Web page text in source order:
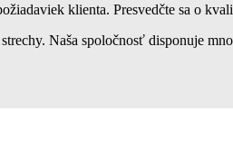
klienta. Presvedčte sa o
Naša spoločnosť disponuje